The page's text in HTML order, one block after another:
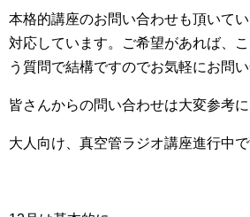
本格的講座のお問い合わせも頂いて
対応しています。ご希望があれば、
う質問で結構ですのでお気軽にお問い
皆さんからの問い合わせは大変参考に
大人向け、真空管ラジオ講座進行中で